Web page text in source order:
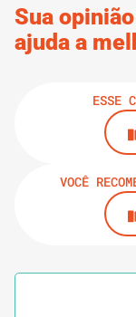
Sua
ajuda a
ESSE
VOCÊ